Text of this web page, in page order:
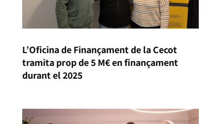
L’Oficina de Finançament de la Cecot
tramita prop de 5 M€ en finançament
durant el 2025